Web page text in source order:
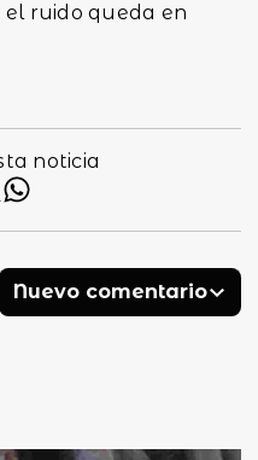
ruido queda en
noticia
Nuevo comentario